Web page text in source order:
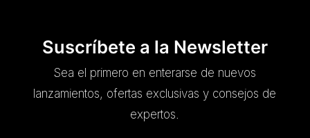
Suscríbete a la Newsletter
Sea el primero en enterarse de nuevos
lanzamientos, ofertas exclusivas y consejos de
expertos.